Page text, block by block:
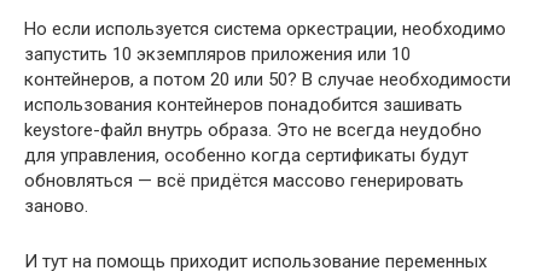
Но если используется система оркестрации, необходимо
запустить 10 экземпляров приложения или 10
контейнеров, а потом 20 или 50? В случае необходимости
использования контейнеров понадобится зашивать
keystore-файл внутрь образа. Это не всегда неудобно
для управления, особенно когда сертификаты будут
обновляться — всё придётся массово генерировать
заново.
И тут на помощь приходит использование переменных